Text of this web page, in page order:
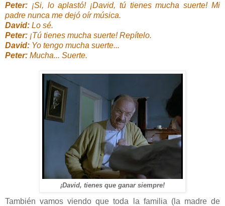
Peter: ¡Si, lo aplastó! ¡David, tú tienes mucha suerte! Mi
padre nunca me dejó oír música.
David: Lo sé.
Peter: ¡Tú tienes mucha suerte! Repítelo.
David: Yo tengo mucha suerte...
Peter: Mucha... Suerte.
¡David, tienes que ganar siempre!
También vamos viendo que toda la familia (la madre de